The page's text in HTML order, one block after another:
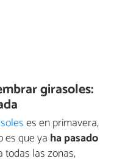
girasoles:
es en primavera,
es que ya ha pasado
todas las zonas,